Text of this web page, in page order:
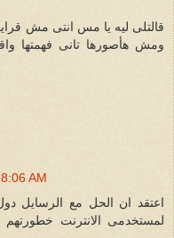
قالتلى ليه يا مس انتى مش
ومش هأصورها تانى فهمتها
AM
اعتقد ان الحل مع الرسايل
لمستخدمى الانترنت خطورتهم